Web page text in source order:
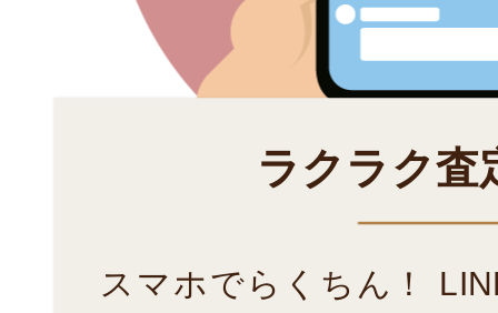
ラクラク査
スマホでらくちん！